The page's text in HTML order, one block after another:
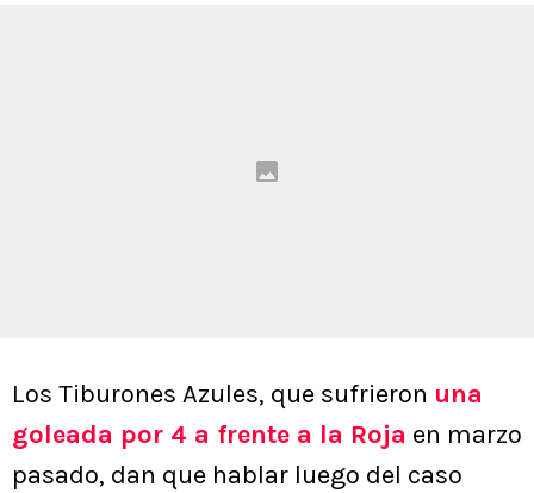
Los Tiburones Azules, que sufrieron una
goleada por 4 a frente a la Roja en marzo
pasado, dan que hablar luego del caso